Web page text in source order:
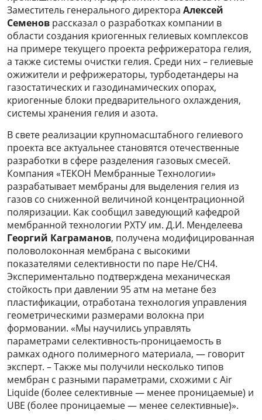
Заместитель генерального директора Алексей
Семенов рассказал о разработках компании в
области создания криогенных гелиевых комплексов
на примере текущего проекта рефрижератора гелия,
а также системы очистки гелия. Среди них – гелиевые
ожижители и рефрижераторы, турбодетандеры на
газостатических и газодинамических опорах,
криогенные блоки предварительного охлаждения,
системы хранения гелия и азота.
В свете реализации крупномасштабного гелиевого
проекта все актуальнее становятся отечественные
разработки в сфере разделения газовых смесей.
Компания «ТЕКОН Мембранные Технологии»
разрабатывает мембраны для выделения гелия из
газов со сниженной величиной концентрационной
поляризации. Как сообщил заведующий кафедрой
мембранной технологии РХТУ им. Д.И. Менделеева
Георгий Каграманов, получена модифицированная
половолоконная мембрана с высокими
показателями селективности по паре He/CH4.
Экспериментально подтверждена механическая
стойкость при давлении 95 атм на метане без
пластификации, отработана технология управления
геометрическими размерами волокна при
формовании. «Мы научились управлять
параметрами селективность-проницаемость в
рамках одного полимерного материала, — говорит
эксперт. – Также мы получили несколько типов
мембран с разными параметрами, схожими с Air
Liquide (более селективные — менее проницаемые) и
UBE (более проницаемые — менее селективные)».